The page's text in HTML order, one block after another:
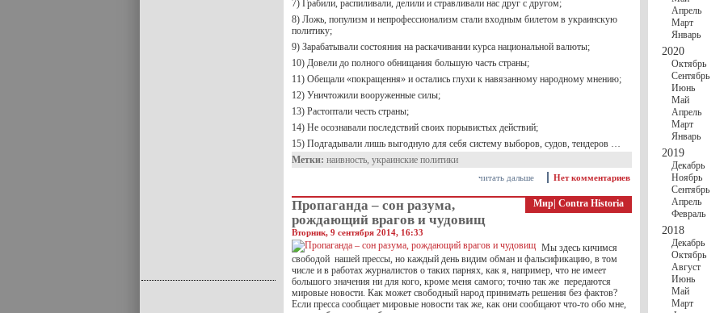
7) Грабили, распиливали, делили и стравливали нас друг с другом;
8) Ложь, популизм и непрофессионализм стали входным билетом в украинскую
политику;
9) Зарабатывали состояния на раскачивании курса национальной валюты;
10) Довели до полного обнищания большую часть страны;
11) Обещали «покращення» и остались глухи к навязанному народному мнению;
12) Уничтожили вооруженные силы;
13) Растоптали честь страны;
14) Не осознавали последствий своих порывистых действий;
15) Подгадывали лишь выгодную для себя систему выборов, судов, тендеров …
Метки: наивность, украинские политики
Нет комментариев
читать дальше
Мир Contra Historia
Пропаганда – сон разума,
рождающий врагов и чудовищ
Вторник, 9 сентября 2014, 16:33
Мы здесь кичимся
свободой нашей прессы, но каждый день видим обман и фальсификацию, в том
числе и в работах журналистов о таких парнях, как я, например, что не имеет
большого значения ни для кого, кроме меня самого; точно так же передаются
мировые новости. Как может свободный народ принимать решения без фактов?
Если пресса сообщает мировые новости так же, как они сообщают что-то обо мне,
Апрель
Март
Январь
2020
Октябрь
Сентябрь
Июнь
Май
Апрель
Март
Январь
2019
Декабрь
Ноябрь
Сентябрь
Апрель
Февраль
2018
Декабрь
Октябрь
Август
Июнь
Май
Март